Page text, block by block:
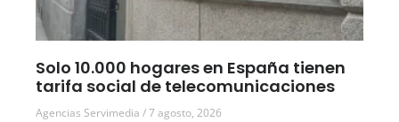
Solo 10.000 hogares en España tienen
tarifa social de telecomunicaciones
Agencias Servimedia 7 agosto, 2026